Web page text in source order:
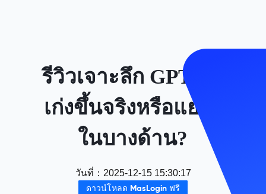
รีวิวเจาะลึก GPT-5.2
เก่งขึ้นจริงหรือแย่ลง
ในบางด้าน?
วันที่ ： 2025-12-15 15:30:17
ดาวน์โหลด MasLogin ฟรี